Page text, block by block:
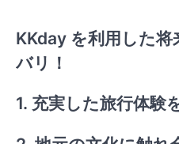
KKday を利用した
バリ！
1. 充実した旅行体験